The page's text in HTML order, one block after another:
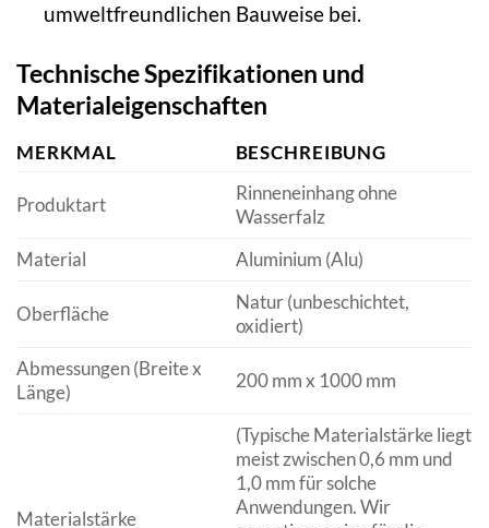
umweltfreundlichen Bauweise bei.
Technische Spezifikationen und
Materialeigenschaften
MERKMAL BESCHREIBUNG
Produktart
Rinneneinhang ohne
Wasserfalz
Material
Aluminium (Alu)
Oberfläche
Natur (unbeschichtet,
oxidiert)
Abmessungen (Breite x
Länge)
200 mm x 1000 mm
Materialstärke
(Typische Materialstärke liegt
meist zwischen 0,6 mm und
1,0 mm für solche
Anwendungen. Wir